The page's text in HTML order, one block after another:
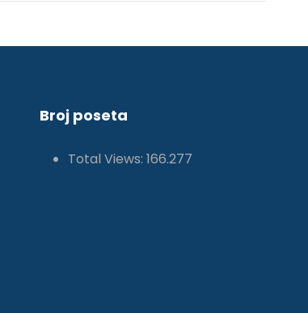
Broj poseta
Total Views: 166.277